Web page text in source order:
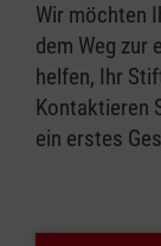
Wir möchten
dem Weg zur
helfen, Ihr
Kontaktieren
ein erstes